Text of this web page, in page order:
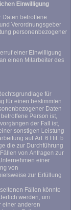
Einwilligung
betroffene
Verordnungsgeber
personenbezogener
einer Einwilligung
einen Mitarbeiter des
für
für einen bestimmten
Daten
Person ist,
der Fall ist,
sonstigen Leistung
auf Art. 6 I lit. b
die zur Durchführung
von Anfragen zur
einer
von
zur Erfüllung
Fällen könnte
werden, um
einer anderen